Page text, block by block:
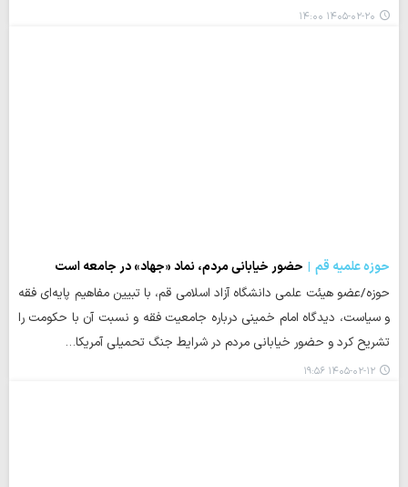
۱۴۰۵-۰۲-۲۰ ۱۴:۰۰
حوزه علمیه قم
حضور خیابانی مردم، نماد «جهاد» در جامعه است
حوزه/عضو هیئت علمی دانشگاه آزاد اسلامی قم، با تبیین مفاهیم پایه‌ای فقه
و سیاست، دیدگاه امام خمینی درباره جامعیت فقه و نسبت آن با حکومت را
تشریح کرد و حضور خیابانی مردم در شرایط جنگ تحمیلی آمریکا…
۱۴۰۵-۰۲-۱۲ ۱۹:۵۶